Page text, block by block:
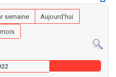
semaine
Aujourd'hui